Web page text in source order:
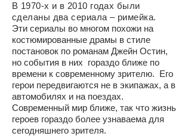
В 1970-х и в 2010 годах были
сделаны два сериала – римейка.
Эти сериалы во многом похожи на
костюмированные драмы в стиле
постановок по романам Джейн Остин,
но события в них гораздо ближе по
времени к современному зрителю. Его
герои передвигаются не в экипажах, а в
автомобилях и на поездах.
Современный мир ближе, так что жизнь
героев гораздо более узнаваема для
сегодняшнего зрителя.